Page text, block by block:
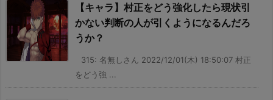
【キャラ】村正をどう強化したら現状引
かない判断の人が引くようになるんだろ
うか？
315: 名無しさん 2022/12/01(木) 18:50:07 村正
をどう強 ...